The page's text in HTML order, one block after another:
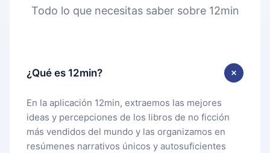
Todo lo que necesitas saber sobre 12min
¿Qué es 12min?
En la aplicación 12min, extraemos las mejores
ideas y percepciones de los libros de no ficción
más vendidos del mundo y las organizamos en
resúmenes narrativos únicos y autosuficientes